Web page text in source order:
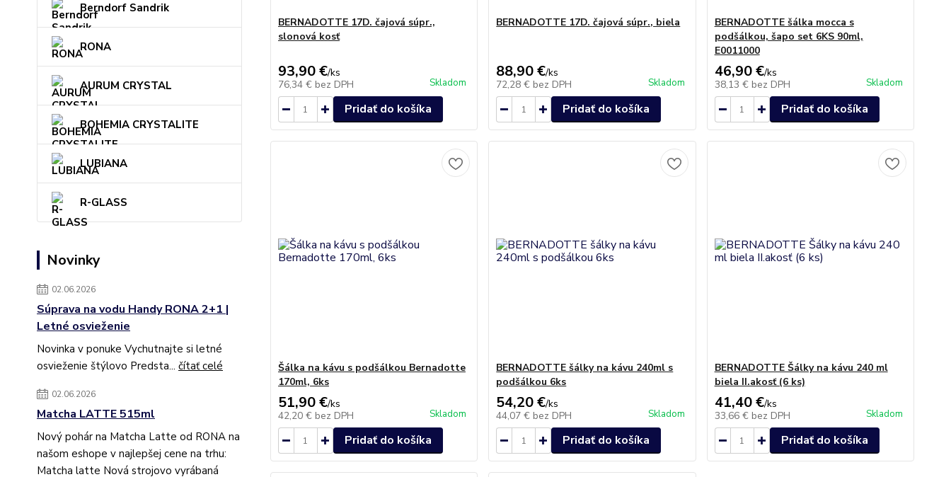
Berndorf Sandrik
RONA
AURUM CRYSTAL
BOHEMIA CRYSTALITE
LUBIANA
R-GLASS
Novinky
02.06.2026
Súprava na vodu Handy RONA 2+1 |
Letné osvieženie
Novinka v ponuke Vychutnajte si letné
osvieženie štýlovo Predsta... čítať celé
02.06.2026
Matcha LATTE 515ml
Nový pohár na Matcha Latte od RONA na
našom eshope v najlepšej cene na trhu:
Matcha latte Nová strojovo vyrábaná
BERNADOTTE 17D. čajová súpr.,
slonová kosť
93,90 €/ks
76,34 € bez DPH Skladom
Pridať do košíka
BERNADOTTE 17D. čajová súpr., biela
88,90 €/ks
72,28 € bez DPH Skladom
Pridať do košíka
BERNADOTTE šálka mocca s
podšálkou, šapo set 6KS 90ml,
E0011000
46,90 €/ks
38,13 € bez DPH Skladom
Pridať do košíka
Šálka na kávu s podšálkou Bernadotte
170ml, 6ks
51,90 €/ks
42,20 € bez DPH Skladom
Pridať do košíka
BERNADOTTE šálky na kávu 240ml s
podšálkou 6ks
54,20 €/ks
44,07 € bez DPH Skladom
Pridať do košíka
BERNADOTTE Šálky na kávu 240 ml
biela II.akosť (6 ks)
41,40 €/ks
33,66 € bez DPH Skladom
Pridať do košíka